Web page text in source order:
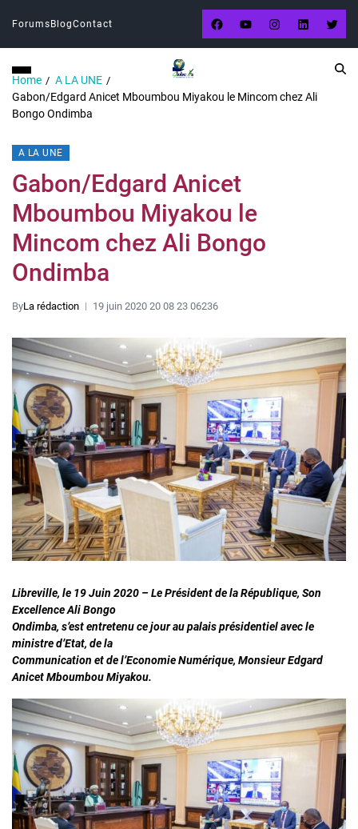
Forums BlogContact
Home
A LA UNE
Gabon/Edgard Anicet Mboumbou Miyakou le Mincom chez Ali
Bongo Ondimba
A LA UNE
Gabon/Edgard Anicet
Mboumbou Miyakou le
Mincom chez Ali Bongo
Ondimba
ByLa rédaction 19 juin 2020 20 08 23 06236
Libreville, le 19 Juin 2020 – Le Président de la République, Son
Excellence Ali Bongo
Ondimba, s’est entretenu ce jour au palais présidentiel avec le
ministre d’Etat, de la
Communication et de l’Economie Numérique, Monsieur Edgard
Anicet Mboumbou Miyakou.